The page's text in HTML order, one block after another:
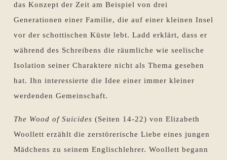
das Konzept der Zeit am Beispiel von drei
Generationen einer Familie, die auf einer kleinen Insel
vor der schottischen Küste lebt. Ladd erklärt, dass er
während des Schreibens die räumliche wie seelische
Isolation seiner Charaktere nicht als Thema gesehen
hat. Ihn interessierte die Idee einer immer kleiner
werdenden Gemeinschaft.
The Wood of Suicides (Seiten 14-22) von Elizabeth
Woollett erzählt die zerstörerische Liebe eines jungen
Mädchens zu seinem Englischlehrer. Woollett begann